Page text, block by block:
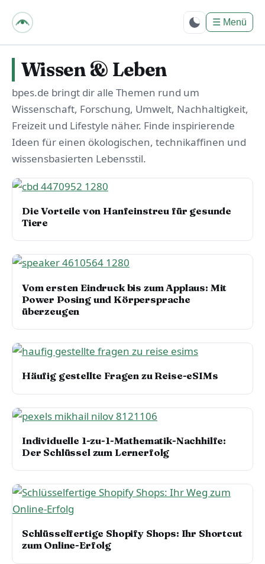
☰ Menü
Wissen & Leben
bpes.de bringt dir alle Themen rund um
Wissenschaft, Forschung, Umwelt, Nachhaltigkeit,
Freizeit und Lifestyle näher. Finde inspirierende
Ideen für einen ökologischen, technikaffinen und
wissensbasierten Lebensstil.
Die Vorteile von Hanfeinstreu für gesunde
Tiere
Vom ersten Eindruck bis zum Applaus: Mit
Power Posing und Körpersprache
überzeugen
Häufig gestellte Fragen zu Reise-eSIMs
Individuelle 1-zu-1-Mathematik-Nachhilfe:
Der Schlüssel zum Lernerfolg
Schlüsselfertige Shopify Shops: Ihr Shortcut
zum Online-Erfolg